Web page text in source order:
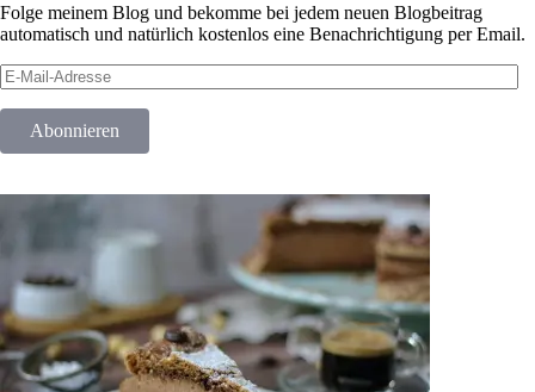
Folge meinem Blog und bekomme bei jedem neuen Blogbeitrag
automatisch und natürlich kostenlos eine Benachrichtigung per Email.
E-
Mail-
Adresse
Abonnieren